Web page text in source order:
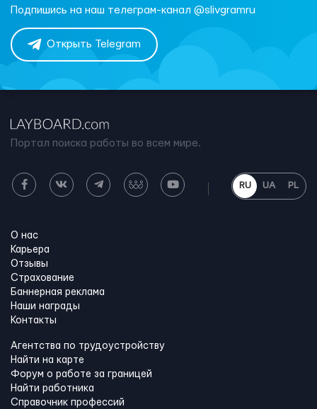
Подпишись на наш телеграм-канал @slivgramru
Открыть Telegram
Портал поиска работы во всем мире.
RU UA PL
О нас
Карьера
Отзывы
Страхование
Баннерная реклама
Наши награды
Контакты
Агентства по трудоустройству
Найти на карте
Форум о работе за границей
Найти работника
Справочник профессий